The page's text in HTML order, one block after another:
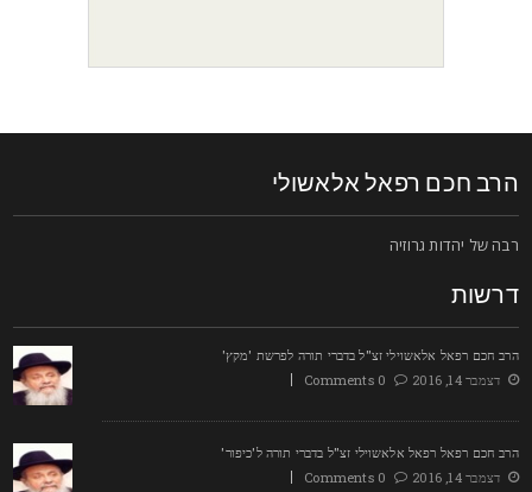
חכם רפאל אלאשולי
של יהדות גרוזיה
חכם רפאל אלאשוילי זצ"ל בדברי תורה לפרשת 'מקץ'
דצמבר 14, 2016
0 Comments
חכם רפאל רפאל אלאשוילי זצ"ל בדברי תורה ל'כיפור'
דצמבר 14, 2016
0 Comments